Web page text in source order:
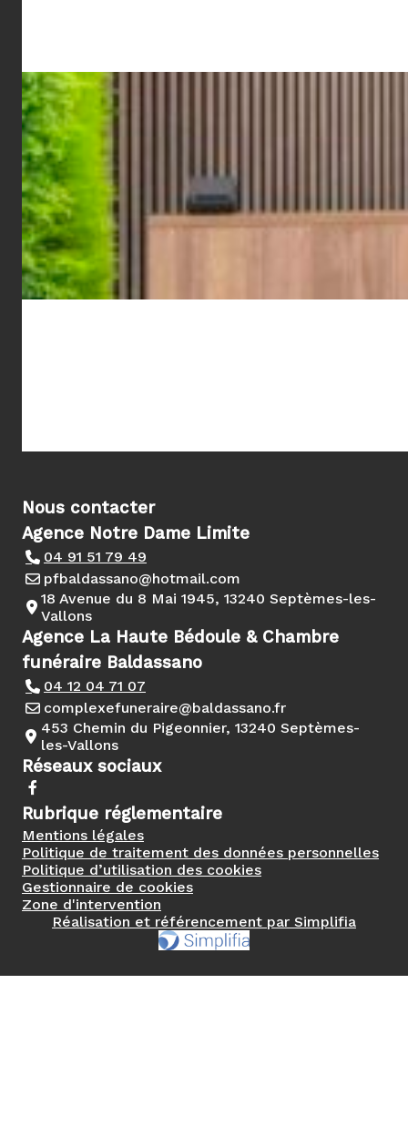
Nous contacter
Agence Notre Dame Limite
04 91 51 79 49
pfbaldassano@hotmail.com
18 Avenue du 8 Mai 1945, 13240 Septèmes-les-
Vallons
Agence La Haute Bédoule & Chambre
funéraire Baldassano
04 12 04 71 07
complexefuneraire@baldassano.fr
453 Chemin du Pigeonnier, 13240 Septèmes-
les-Vallons
Réseaux sociaux
Rubrique réglementaire
Mentions légales
Politique de traitement des données personnelles
Politique d’utilisation des cookies
Gestionnaire de cookies
Zone d'intervention
Réalisation et référencement par Simplifia